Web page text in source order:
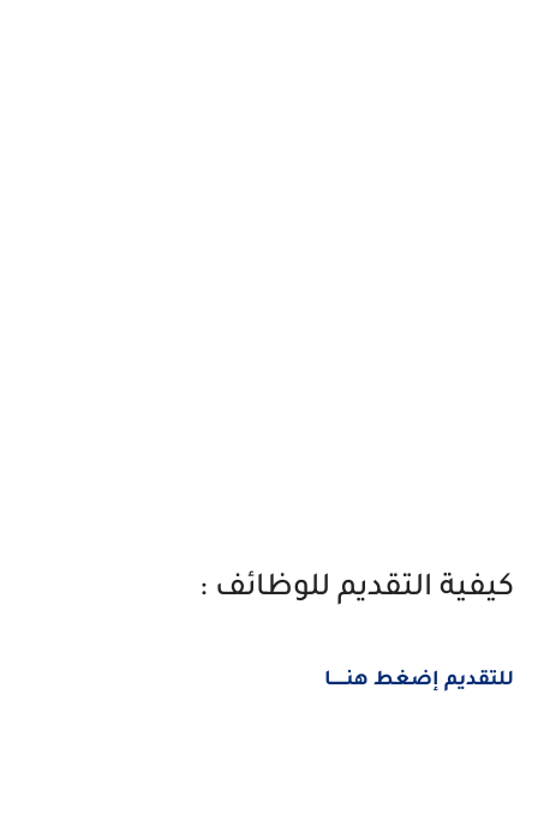
كيفية التقديم للوظائف :
للتقديم إضغط هنــــــا